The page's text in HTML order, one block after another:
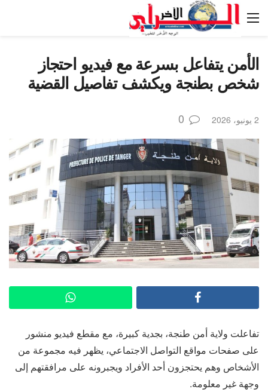
الأمن يتفاعل بسرعة مع فيديو احتجاز
شخص بطنجة ويكشف تفاصيل القضية
2 يونيو، 2026 0
تفاعلت ولاية أمن طنجة، بجدية كبيرة، مع مقطع فيديو منشور
على صفحات مواقع التواصل الاجتماعي، يظهر فيه مجموعة من
الأشخاص وهم يحتجزون أحد الأفراد ويجبرونه على مرافقتهم إلى
وجهة غير معلومة.